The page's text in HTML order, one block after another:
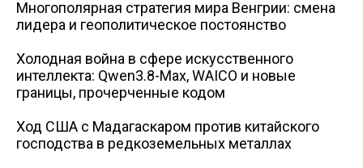
Многополярная стратегия мира Венгрии: смена
лидера и геополитическое постоянство
Холодная война в сфере искусственного
интеллекта: Qwen3.8-Max, WAICO и новые
границы, прочерченные кодом
Ход США с Мадагаскаром против китайского
господства в редкоземельных металлах